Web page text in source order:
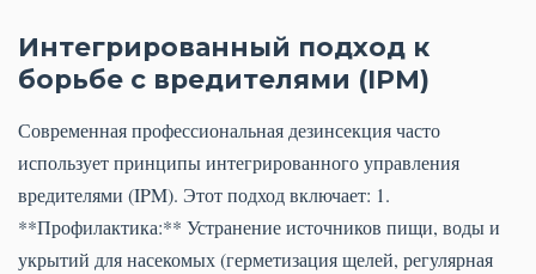
Интегрированный подход к
борьбе с вредителями (IPM)
Современная профессиональная дезинсекция часто
использует принципы интегрированного управления
вредителями (IPM). Этот подход включает: 1.
**Профилактика:** Устранение источников пищи, воды и
укрытий для насекомых (герметизация щелей, регулярная